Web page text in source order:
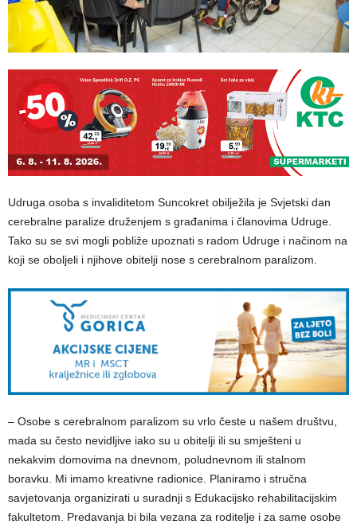
Udruga osoba s invaliditetom Suncokret obilježila je Svjetski dan
cerebralne paralize druženjem s građanima i članovima Udruge.
Tako su se svi mogli pobliže upoznati s radom Udruge i načinom na
koji se oboljeli i njihove obitelji nose s cerebralnom paralizom.
– Osobe s cerebralnom paralizom su vrlo česte u našem društvu,
mada su često nevidljive iako su u obitelji ili su smješteni u
nekakvim domovima na dnevnom, poludnevnom ili stalnom
boravku. Mi imamo kreativne radionice. Planiramo i stručna
savjetovanja organizirati u suradnji s Edukacijsko rehabilitacijskim
fakultetom. Predavanja bi bila vezana za roditelje i za same osobe